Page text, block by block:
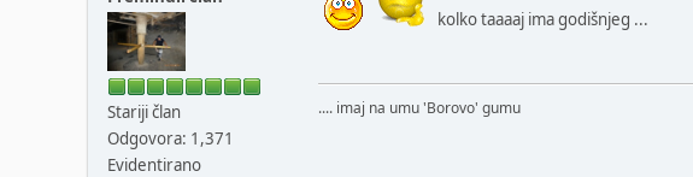
Stariji član
Odgovora: 1,371
Evidentirano
kolko taaaaj ima godišnjeg ...
.... imaj na umu 'Borovo' gumu